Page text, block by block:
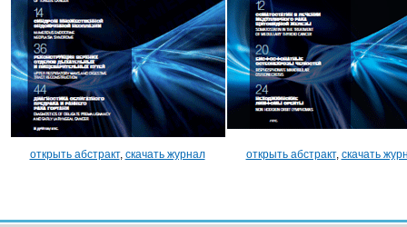
открыть абстракт, скачать журнал открыть абстракт, скачать